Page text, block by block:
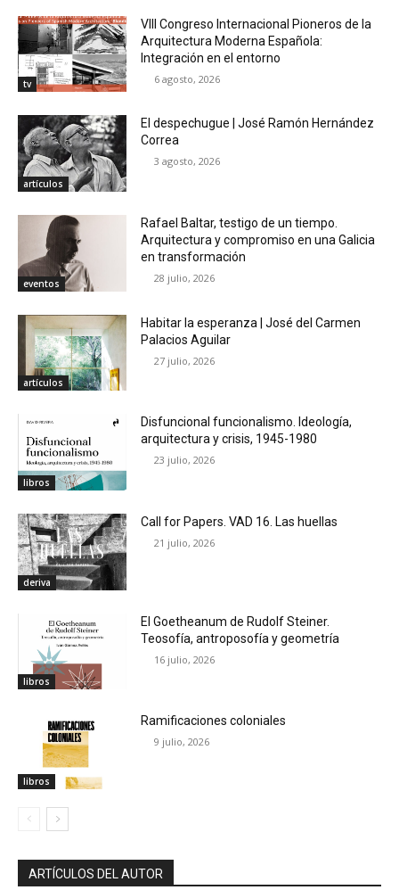
tv
VIII Congreso Internacional Pioneros de la
Arquitectura Moderna Española:
Integración en el entorno
6 agosto, 2026
artículos
El despechugue | José Ramón Hernández
Correa
3 agosto, 2026
eventos
Rafael Baltar, testigo de un tiempo.
Arquitectura y compromiso en una Galicia
en transformación
28 julio, 2026
artículos
Habitar la esperanza | José del Carmen
Palacios Aguilar
27 julio, 2026
libros
Disfuncional funcionalismo. Ideología,
arquitectura y crisis, 1945-1980
23 julio, 2026
deriva
Call for Papers. VAD 16. Las huellas
21 julio, 2026
libros
El Goetheanum de Rudolf Steiner.
Teosofía, antroposofía y geometría
16 julio, 2026
libros
Ramificaciones coloniales
9 julio, 2026
ARTÍCULOS DEL AUTOR